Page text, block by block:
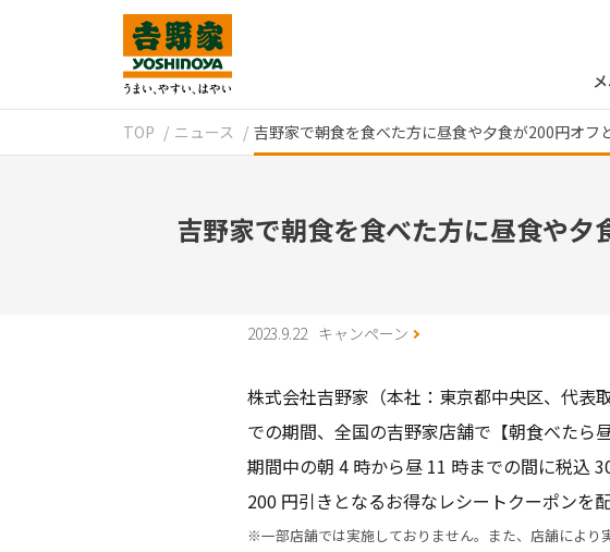
TOP ニュース 吉野家で朝食を食べた方に昼食や夕食が200円オ
吉野家で朝食を食べた方に昼食や
2023.9.22 キャンペーン
株式会社吉野家（本社：東京都中央区、代表
での期間、全国の吉野家店舗で【朝食べたら
期間中の朝 4 時から昼 11 時までの間に税込
200 円引きとなるお得なレシートクーポンを配
※一部店舗では実施しておりません。また、店舗により